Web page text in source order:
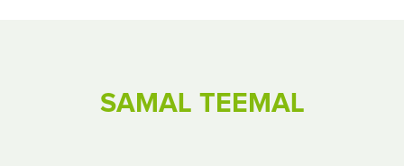
SAMAL TEEMAL